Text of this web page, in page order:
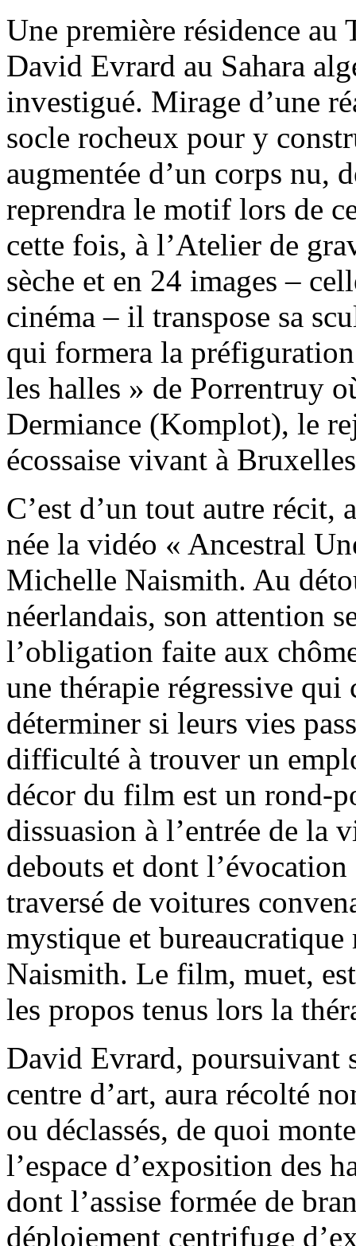
Une première résidence
David Evrard au Sahara
investigué. Mirage d’une
socle rocheux pour y
augmentée d’un corps
reprendra le motif lors de
cette fois, à l’Atelier de
sèche et en 24 images –
cinéma – il transpose sa
qui formera la
les halles » de Porrentruy
Dermiance (Komplot), le
écossaise vivant à
C’est d’un tout autre récit,
née la vidéo « Ancestral
Michelle Naismith. Au
néerlandais, son attention
l’obligation faite aux
une thérapie régressive qui
déterminer si leurs vies
difficulté à trouver un
décor du film est un rond-
dissuasion à l’entrée de la
debouts et dont
traversé de voitures
mystique et
Naismith. Le film, muet,
les propos tenus lors la
David Evrard, poursuivant
centre d’art, aura récolté
ou déclassés, de quoi
l’espace d’exposition des
dont l’assise formée de
déploiement centrifuge